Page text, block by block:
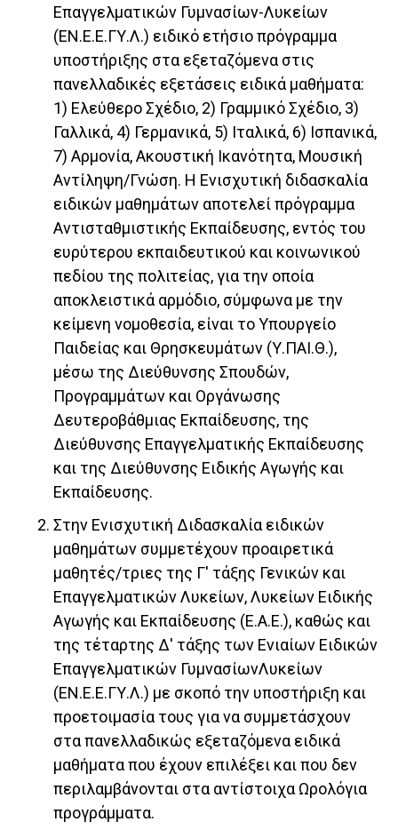
Επαγγελματικών Γυμνασίων-Λυκείων
(ΕΝ.Ε.Ε.ΓΥ.Λ.) ειδικό ετήσιο πρόγραμμα
υποστήριξης στα εξεταζόμενα στις
πανελλαδικές εξετάσεις ειδικά μαθήματα:
1) Ελεύθερο Σχέδιο, 2) Γραμμικό Σχέδιο, 3)
Γαλλικά, 4) Γερμανικά, 5) Ιταλικά, 6) Ισπανικά,
7) Αρμονία, Ακουστική Ικανότητα, Μουσική
Αντίληψη/Γνώση. Η Ενισχυτική διδασκαλία
ειδικών μαθημάτων αποτελεί πρόγραμμα
Αντισταθμιστικής Εκπαίδευσης, εντός του
ευρύτερου εκπαιδευτικού και κοινωνικού
πεδίου της πολιτείας, για την οποία
αποκλειστικά αρμόδιο, σύμφωνα με την
κείμενη νομοθεσία, είναι το Υπουργείο
Παιδείας και Θρησκευμάτων (Υ.ΠΑΙ.Θ.),
μέσω της Διεύθυνσης Σπουδών,
Προγραμμάτων και Οργάνωσης
Δευτεροβάθμιας Εκπαίδευσης, της
Διεύθυνσης Επαγγελματικής Εκπαίδευσης
και της Διεύθυνσης Ειδικής Αγωγής και
Εκπαίδευσης.
Στην Ενισχυτική Διδασκαλία ειδικών
μαθημάτων συμμετέχουν προαιρετικά
μαθητές/τριες της Γ' τάξης Γενικών και
Επαγγελματικών Λυκείων, Λυκείων Ειδικής
Αγωγής και Εκπαίδευσης (Ε.Α.Ε.), καθώς και
της τέταρτης Δ' τάξης των Ενιαίων Ειδικών
Επαγγελματικών ΓυμνασίωνΛυκείων
(ΕΝ.Ε.Ε.ΓΥ.Λ.) με σκοπό την υποστήριξη και
προετοιμασία τους για να συμμετάσχουν
στα πανελλαδικώς εξεταζόμενα ειδικά
μαθήματα που έχουν επιλέξει και που δεν
περιλαμβάνονται στα αντίστοιχα Ωρολόγια
προγράμματα.